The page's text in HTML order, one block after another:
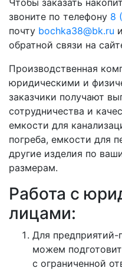
Чтобы заказать
звоните по телефону 8
почту bochka38@bk.ru
обратной связи на
Производственная
юридическими и
заказчики получают
сотрудничества и
емкости для
погреба, емкости для
другие изделия по
размерам.
Работа с
лицами:
Для
можем
с ограниченной